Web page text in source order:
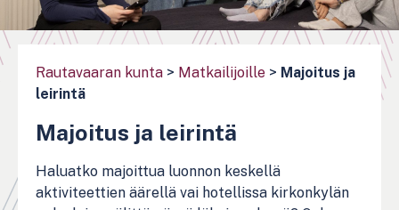
Rautavaaran kunta > Matkailijoille > Majoitus ja
leirintä
Majoitus ja leirintä
Haluatko majoittua luonnon keskellä
aktiviteettien äärellä vai hotellissa kirkonkylän